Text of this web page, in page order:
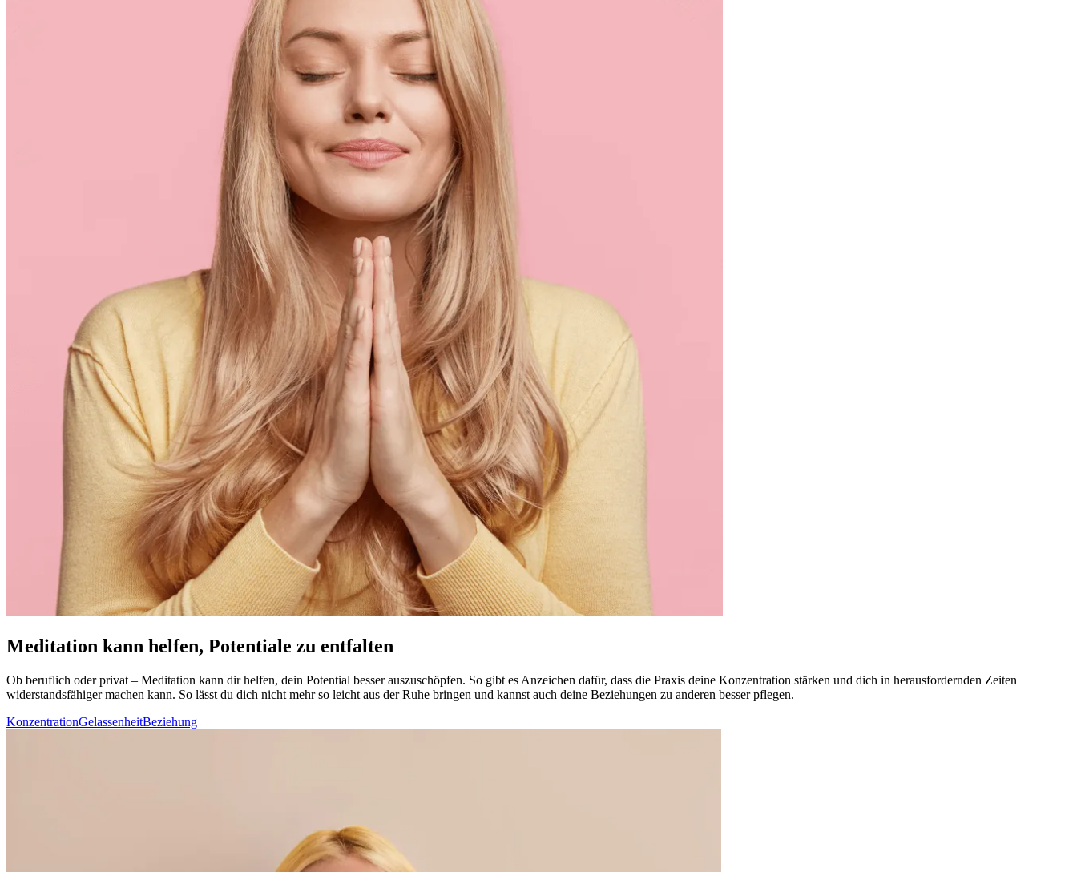
Meditation kann helfen, Potentiale zu entfalten
Ob beruf­lich oder privat – Medi­ta­tion kann dir helfen, dein Potential besser auszuschöpfen. So gibt es Anzeichen dafür, dass die Praxis deine Konzentration stärken und dich in herausfordernden Zeiten
widerstandsfähiger machen kann. So lässt du dich nicht mehr so leicht aus der Ruhe brin­gen und kannst auch deine Beziehungen zu anderen besser pflegen.
KonzentrationGelassenheitBeziehung